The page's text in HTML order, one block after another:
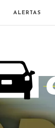
ALERTAS